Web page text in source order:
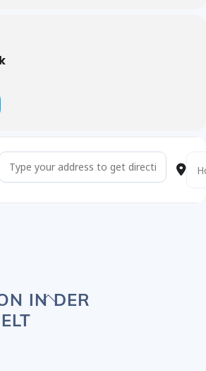
Address - EN 60204 und EN 61439 – Grundlagen
Back
IN DER